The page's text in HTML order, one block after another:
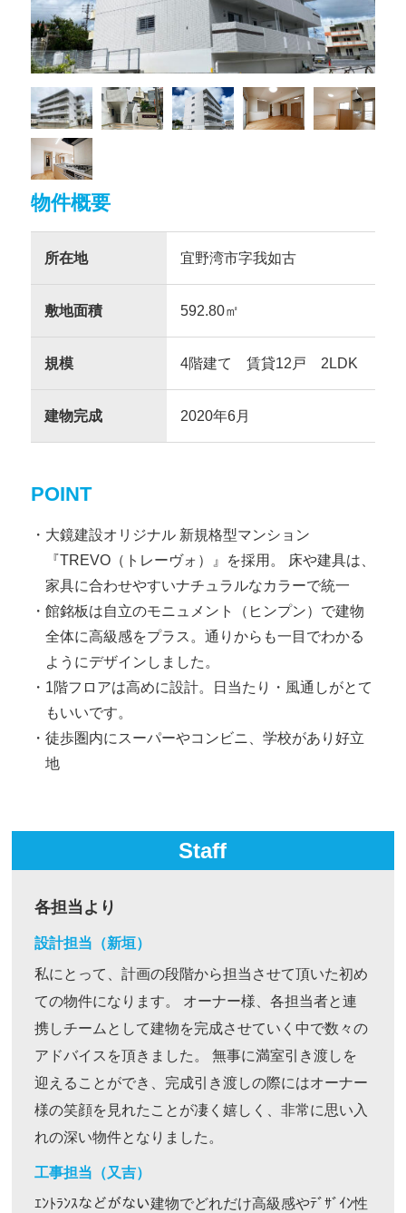
物件概要
所在地 宜野湾市字我如古
敷地面積 592.80㎡
規模 4階建て 賃貸12戸 2LDK
建物完成 2020年6月
POINT
大鏡建設オリジナル 新規格型マンション
『TREVO（トレーヴォ）』を採用。 床や建具は、
家具に合わせやすいナチュラルなカラーで統一
館銘板は自立のモニュメント（ヒンプン）で建物
全体に高級感をプラス。通りからも一目でわかる
ようにデザインしました。
1階フロアは高めに設計。日当たり・風通しがとて
もいいです。
徒歩圏内にスーパーやコンビニ、学校があり好立
地
Staff
各担当より
設計担当（新垣）
私にとって、計画の段階から担当させて頂いた初め
ての物件になります。 オーナー様、各担当者と連
携しチームとして建物を完成させていく中で数々の
アドバイスを頂きました。 無事に満室引き渡しを
迎えることができ、完成引き渡しの際にはオーナー
様の笑顔を見れたことが凄く嬉しく、非常に思い入
れの深い物件となりました。
工事担当（又吉）
ｴﾝﾄﾗﾝｽなどがない建物でどれだけ高級感やﾃﾞｻﾞｲﾝ性